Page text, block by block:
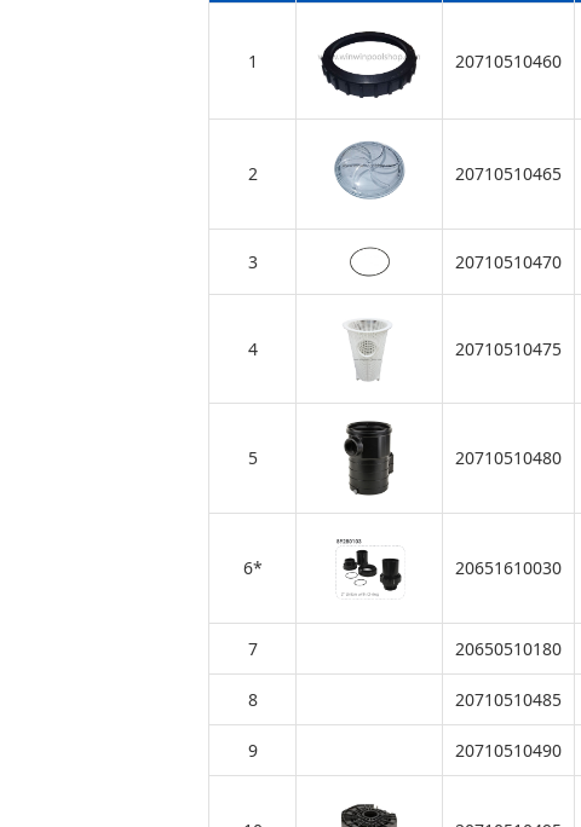
1 20710510460
2 20710510465
3 20710510470
4 20710510475
5 20710510480
6* 20651610030
7 20650510180
8 20710510485
9 20710510490